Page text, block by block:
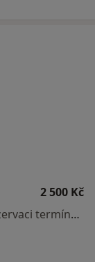
2 500 Kč
Tento specialista nenabízí online rezervaci termínu na této adrese.